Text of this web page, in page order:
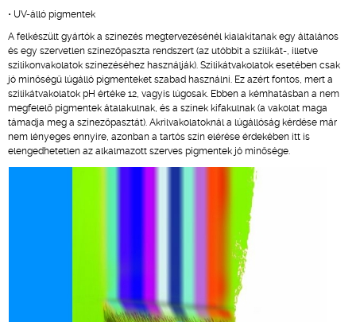
• UV-álló pigmentek
A felkészült gyártók a színezés megtervezésénél kialakítanak egy általános
és egy szervetlen színezőpaszta rendszert (az utóbbit a szilikát-, illetve
szilikonvakolatok színezéséhez használják). Szilikátvakolatok esetében csak
jó minőségű lúgálló pigmenteket szabad használni. Ez azért fontos, mert a
szilikátvakolatok pH értéke 12, vagyis lúgosak. Ebben a kémhatásban a nem
megfelelő pigmentek átalakulnak, és a színek kifakulnak (a vakolat maga
támadja meg a színezőpasztát). Akrilvakolatoknál a lúgállóság kérdése már
nem lényeges ennyire, azonban a tartós szín elérése érdekében itt is
elengedhetetlen az alkalmazott szerves pigmentek jó minősége.